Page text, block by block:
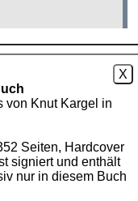
X
von Knut Kargel in
Seiten, Hardcover
signiert und enthält
nur in diesem Buch